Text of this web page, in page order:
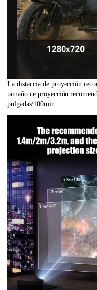
La distancia de proyección
tamaño de proyección
pulgadas/100min